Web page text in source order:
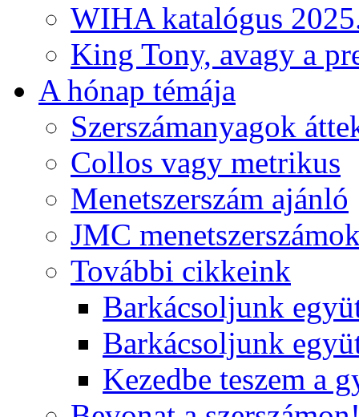
WIHA katalógus
King Tony, avagy a
A hónap témája
Szerszámanyagok
Collos vagy metrikus
Menetszerszám ajánló
JMC
További cikkeink
Barkácsoljunk
Barkácsoljunk
Kezedbe teszem a